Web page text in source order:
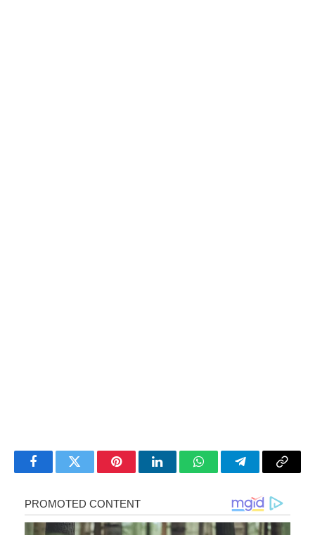
FacebookTwitter PinterestLinkedInWhatsAppTelegramCopy